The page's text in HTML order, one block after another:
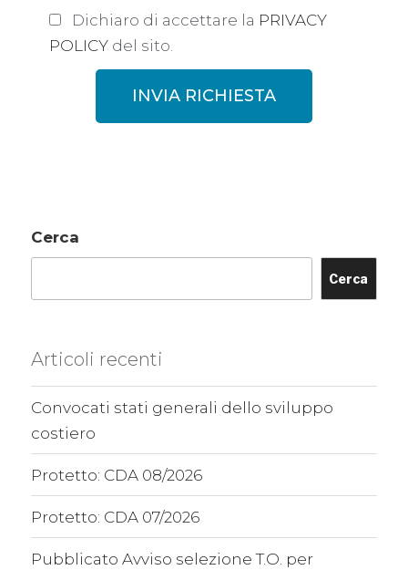
Dichiaro di accettare la PRIVACY
POLICY del sito.
INVIA RICHIESTA
Cerca
Cerca
Articoli recenti
Convocati stati generali dello sviluppo
costiero
Protetto: CDA 08/2026
Protetto: CDA 07/2026
Pubblicato Avviso selezione T.O. per